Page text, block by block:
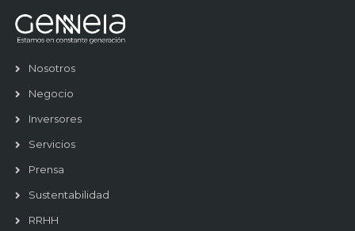
Nosotros
Negocio
Inversores
Servicios
Prensa
Sustentabilidad
RRHH